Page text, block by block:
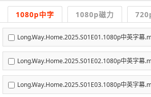
1080p中字 1080p磁力
Long.Way.Home.2025.S01E01.1080p中英字幕
Long.Way.Home.2025.S01E02.1080p中英字幕
Long.Way.Home.2025.S01E03.1080p中英字幕